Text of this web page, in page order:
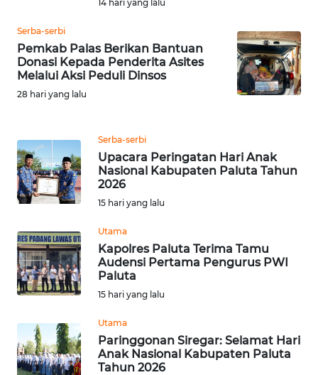
14 hari yang lalu
Serba-serbi
Pemkab Palas Berikan Bantuan
Donasi Kepada Penderita Asites
Melalui Aksi Peduli Dinsos
28 hari yang lalu
Serba-serbi
Upacara Peringatan Hari Anak
Nasional Kabupaten Paluta Tahun
2026
15 hari yang lalu
Utama
Kapolres Paluta Terima Tamu
Audensi Pertama Pengurus PWI
Paluta
15 hari yang lalu
Utama
Paringgonan Siregar: Selamat Hari
Anak Nasional Kabupaten Paluta
Tahun 2026
TENGAH
WN DELI
SERDANG
TINGGI
WN
PAKPAK
WN
KARAWANG
WN
WN
BOGOR